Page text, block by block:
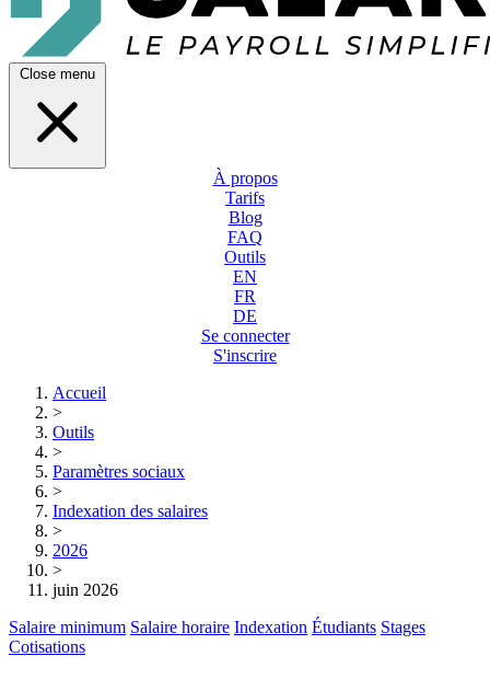
Close menu
À propos
Tarifs
Blog
FAQ
Outils
EN
FR
DE
Se connecter
S'inscrire
Accueil
>
Outils
>
Paramètres sociaux
>
Indexation des salaires
>
2026
>
juin 2026
Salaire minimum Salaire horaire Indexation Étudiants Stages
Cotisations